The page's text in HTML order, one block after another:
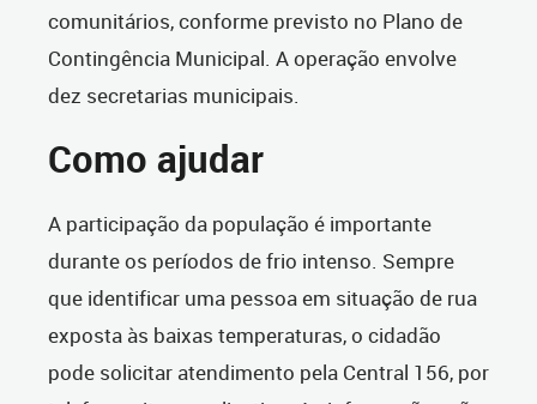
comunitários, conforme previsto no Plano de
Contingência Municipal. A operação envolve
dez secretarias municipais.
Como ajudar
A participação da população é importante
durante os períodos de frio intenso. Sempre
que identificar uma pessoa em situação de rua
exposta às baixas temperaturas, o cidadão
pode solicitar atendimento pela Central 156, por